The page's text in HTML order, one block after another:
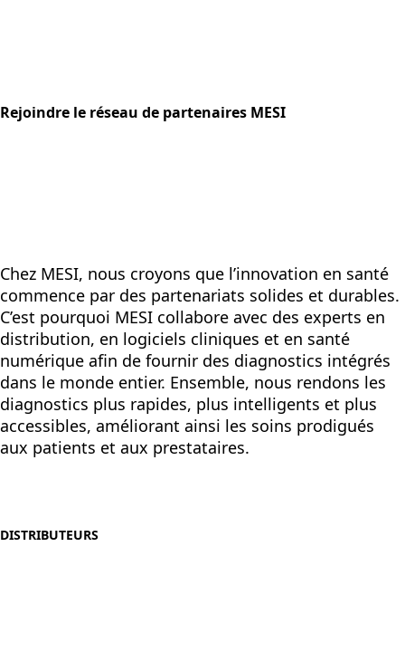
Rejoindre le réseau de partenaires MESI
Chez MESI, nous croyons que l’innovation en santé
commence par des partenariats solides et durables.
C’est pourquoi MESI collabore avec des experts en
distribution, en logiciels cliniques et en santé
numérique afin de fournir des diagnostics intégrés
dans le monde entier. Ensemble, nous rendons les
diagnostics plus rapides, plus intelligents et plus
accessibles, améliorant ainsi les soins prodigués
aux patients et aux prestataires.
DISTRIBUTEURS